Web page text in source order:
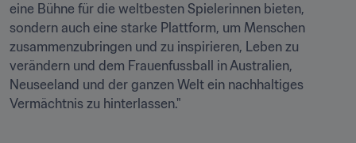
eine Bühne für die weltbesten Spielerinnen bieten,
sondern auch eine starke Plattform, um Menschen
zusammenzubringen und zu inspirieren, Leben zu
verändern und dem Frauenfussball in Australien,
Neuseeland und der ganzen Welt ein nachhaltiges
Vermächtnis zu hinterlassen."